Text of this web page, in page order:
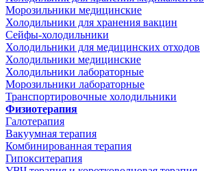
Морозильники медицинские
Холодильники для хранения вакцин
Сейфы-холодильники
Холодильники для медицинских отходов
Холодильники медицинские
Холодильники лабораторные
Морозильники лабораторные
Транспортировочные холодильники
Физиотерапия
Галотерапия
Вакуумная терапия
Комбинированная терапия
Гипокситерапия